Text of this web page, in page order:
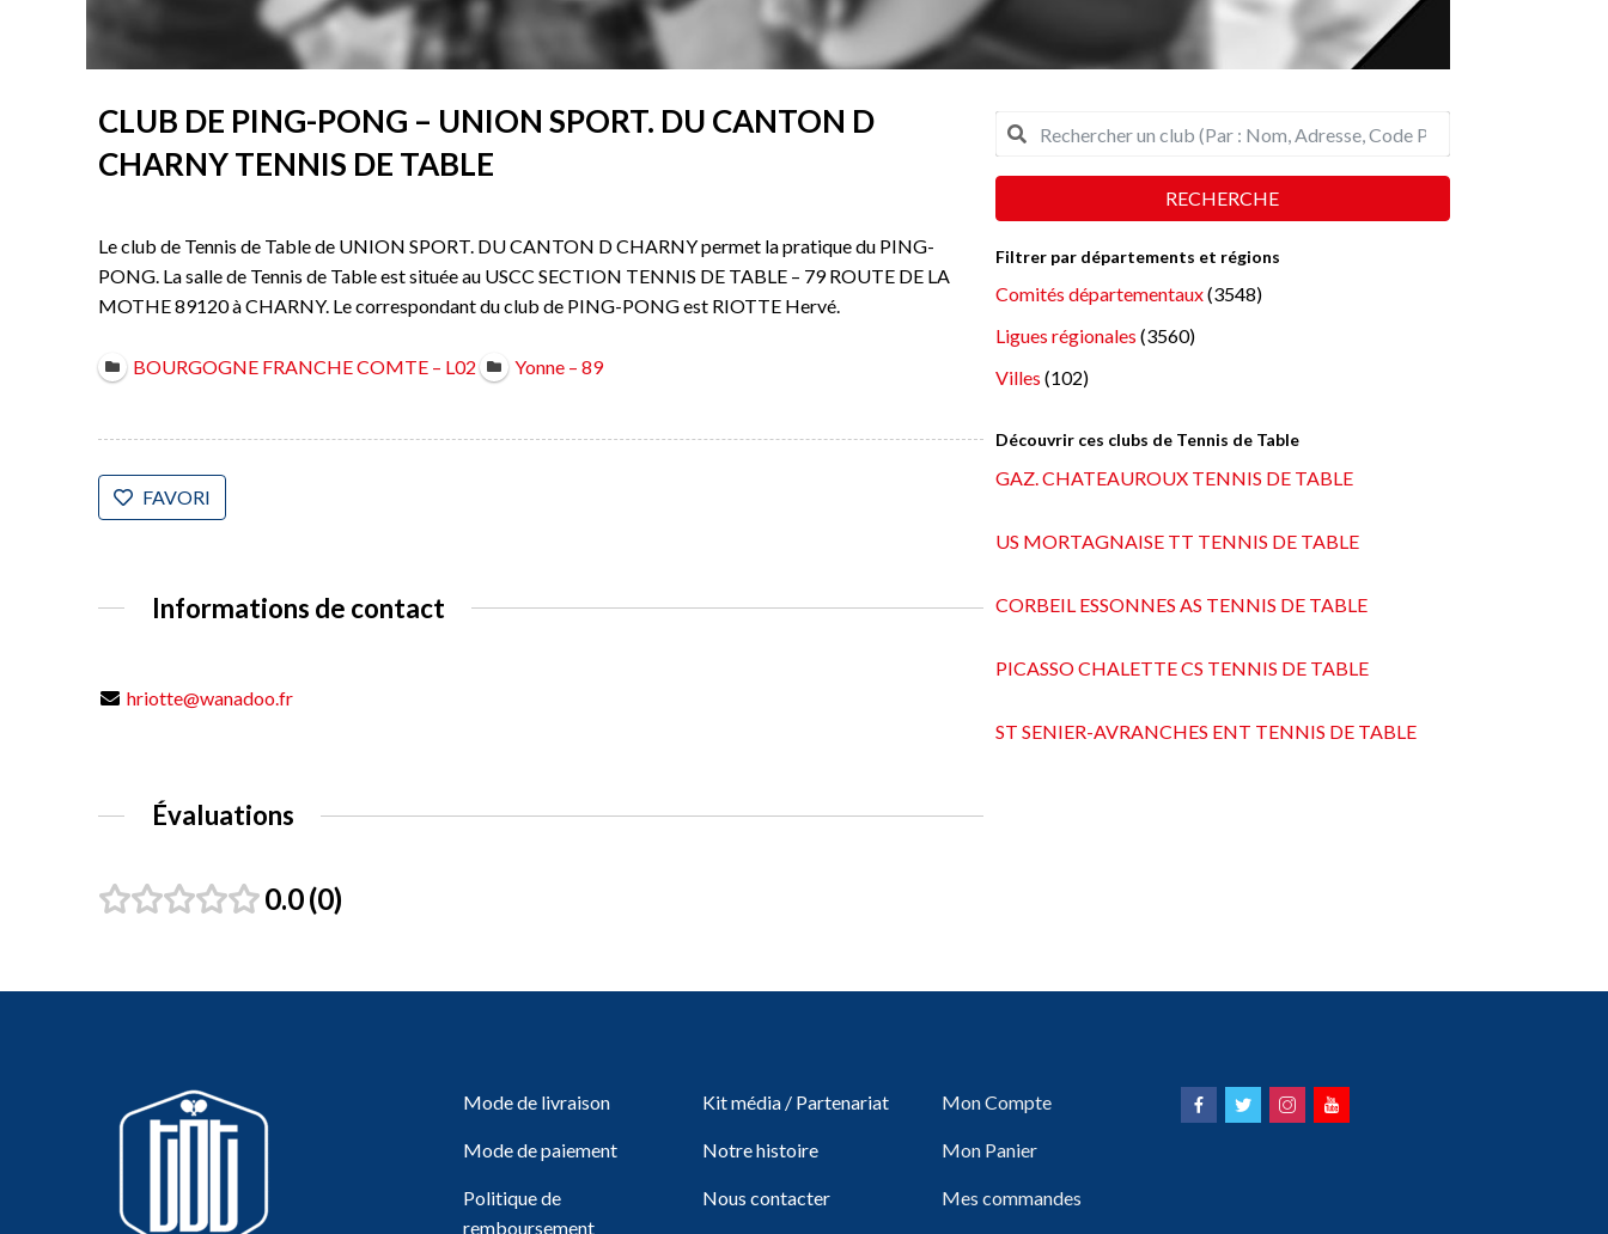
CLUB DE PING-PONG – UNION SPORT. DU CANTON D
CHARNY TENNIS DE TABLE
Le club de Tennis de Table de UNION SPORT. DU CANTON D CHARNY permet la pratique du PING-
PONG. La salle de Tennis de Table est située au USCC SECTION TENNIS DE TABLE – 79 ROUTE DE LA
MOTHE 89120 à CHARNY. Le correspondant du club de PING-PONG est RIOTTE Hervé.
BOURGOGNE FRANCHE COMTE – L02 Yonne – 89
FAVORI
Informations de contact
hriotte@wanadoo.fr
Évaluations
0.0 0
RECHERCHE
Filtrer par départements et régions
Comités départementaux(3548)
Ligues régionales (3560)
Villes (102)
Découvrir ces clubs de Tennis de Table
GAZ. CHATEAUROUX TENNIS DE TABLE
US MORTAGNAISE TT TENNIS DE TABLE
CORBEIL ESSONNES AS TENNIS DE TABLE
PICASSO CHALETTE CS TENNIS DE TABLE
ST SENIER-AVRANCHES ENT TENNIS DE TABLE
Mode de livraison
Mode de paiement
Politique de
remboursement
Kit média / Partenariat
Notre histoire
Nous contacter
Mon Compte
Mon Panier
Mes commandes